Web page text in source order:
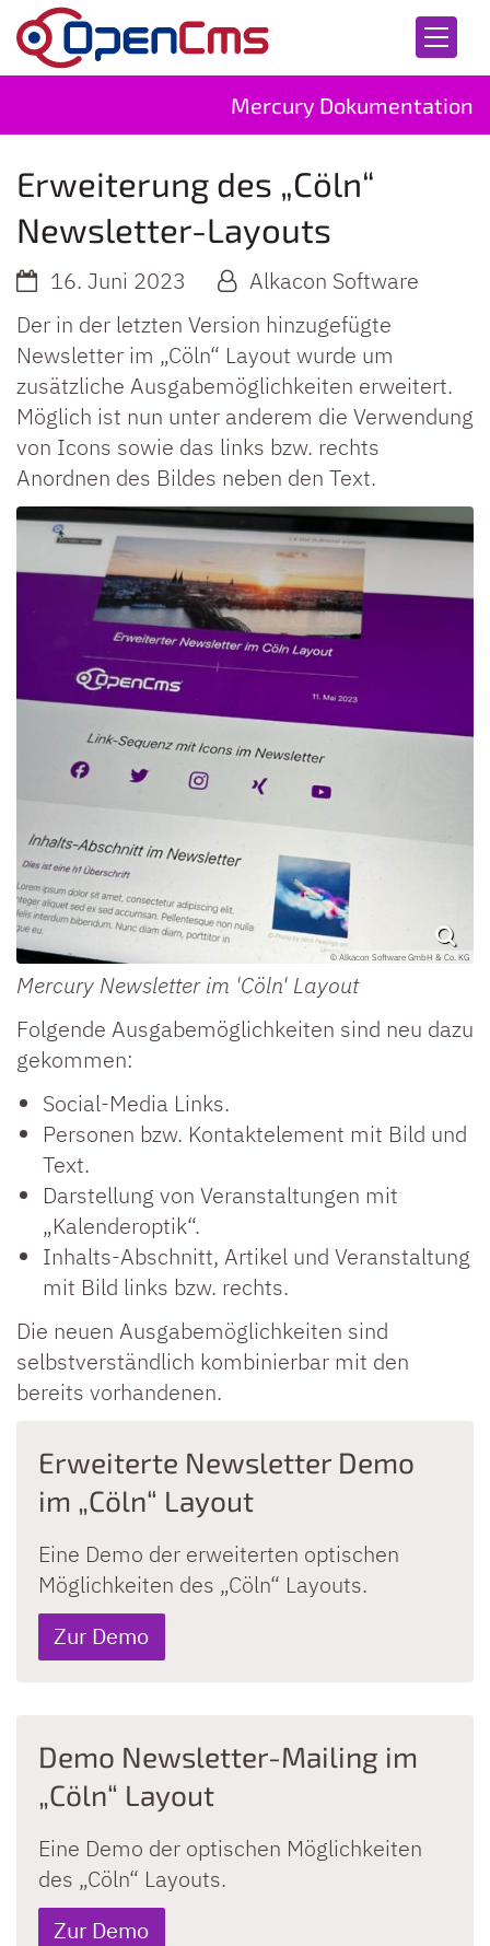
Zum Inhalt springen
Mercury Dokumentation
Erweiterung des „Cöln“
Newsletter-Layouts
16. Juni 2023
Alkacon Software
Der in der letzten Version hinzugefügte
Newsletter im „Cöln“ Layout wurde um
zusätzliche Ausgabemöglichkeiten erweitert.
Möglich ist nun unter anderem die Verwendung
von Icons sowie das links bzw. rechts
Anordnen des Bildes neben den Text.
© Alkacon Software GmbH & Co. KG
Mercury Newsletter im 'Cöln' Layout
Folgende Ausgabemöglichkeiten sind neu dazu
gekommen:
Social-Media Links.
Personen bzw. Kontaktelement mit Bild und
Text.
Darstellung von Veranstaltungen mit
„Kalenderoptik“.
Inhalts-Abschnitt, Artikel und Veranstaltung
mit Bild links bzw. rechts.
Die neuen Ausgabemöglichkeiten sind
selbstverständlich kombinierbar mit den
bereits vorhandenen.
Erweiterte Newsletter Demo
im „Cöln“ Layout
Eine Demo der erweiterten optischen
Möglichkeiten des „Cöln“ Layouts.
Zur Demo
Demo Newsletter-Mailing im
„Cöln“ Layout
Eine Demo der optischen Möglichkeiten
des „Cöln“ Layouts.
Zur Demo